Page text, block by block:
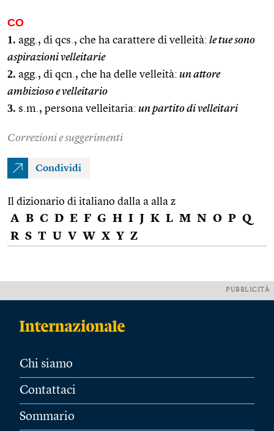
CO
1. agg., di qcs., che ha carattere di velleità: le tue sono
aspirazioni velleitarie
2. agg., di qcn., che ha delle velleità: un attore
ambizioso e velleitario
3. s.m., persona velleitaria: un partito di velleitari
Correzioni e suggerimenti
Condividi
Il dizionario di italiano dalla a alla z
A B C D E F G H I J K L M N O P Q
R S T U V W X Y Z
PUBBLICITÀ
Chi siamo
Contattaci
Sommario